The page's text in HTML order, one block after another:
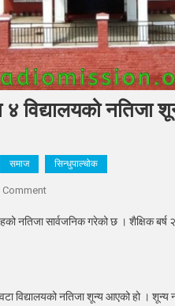
४ विद्यालयको
समाज सिन्धुपाल्चोक
CommentOn
८
४
नतिजा सार्वजनिक गरेको छ । शैक्षिक बर्ष
विद्यालयको नतिजा शून्य आएको हो ।